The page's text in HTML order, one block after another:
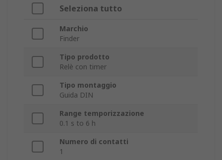
Seleziona tutto
Marchio
Finder
Tipo prodotto
Relè con timer
Tipo montaggio
Guida DIN
Range temporizzazione
0.1 s to 6 h
Numero di contatti
1